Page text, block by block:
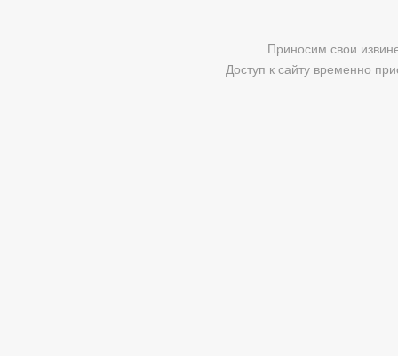
Приносим свои
Доступ к сайту временно